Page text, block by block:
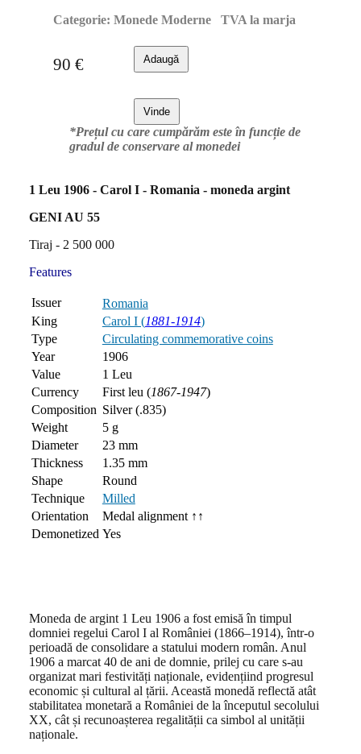
Categorie: Monede Moderne TVA la marja
90 € Adaugă
Vinde
*Prețul cu care cumpărăm este în funcție de
gradul de conservare al monedei
1 Leu 1906 - Carol I - Romania - moneda argint
GENI AU 55
Tiraj - 2 500 000
Features
Issuer
Romania
King
Carol I (1881-1914)
Type
Circulating commemorative coins
Year
1906
Value
1 Leu
Currency
First leu (1867-1947)
Composition Silver (.835)
Weight
5 g
Diameter
23 mm
Thickness
1.35 mm
Shape
Round
Technique
Milled
Orientation
Medal alignment ↑↑
Demonetized Yes
Moneda de argint 1 Leu 1906 a fost emisă în timpul
domniei regelui Carol I al României (1866–1914), într-o
perioadă de consolidare a statului modern român. Anul
1906 a marcat 40 de ani de domnie, prilej cu care s-au
organizat mari festivități naționale, evidențiind progresul
economic și cultural al țării. Această monedă reflectă atât
stabilitatea monetară a României de la începutul secolului
XX, cât și recunoașterea regalității ca simbol al unității
naționale.